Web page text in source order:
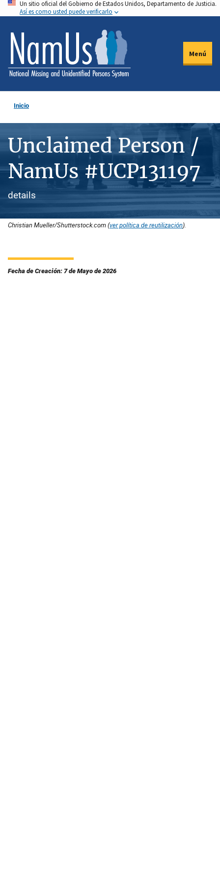
Pasar
al
contenido
principal
Un sitio oficial del Gobierno de Estados Unidos, Departamento de Justicia.
Así es como usted puede verificarlo
Menú
Inicio
Unclaimed Person /
NamUs #UCP131197
details
Christian Mueller/Shutterstock.com (ver política de reutilización).
Fecha de Creación: 7 de Mayo de 2026